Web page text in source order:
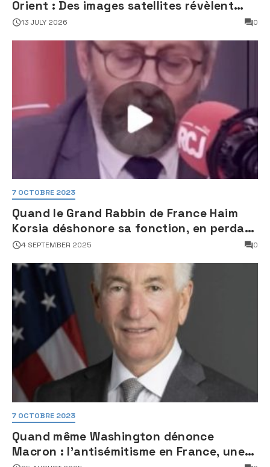
Orient : Des images satellites révèlent
une activité jugée « inquiétante » sur
13 JULY 2026 0
7 OCTOBRE 2023
Quand le Grand Rabbin de France Haim
Korsia déshonore sa fonction, en perdant
son sang froid
4 SEPTEMBER 2025 0
7 OCTOBRE 2023
Quand même Washington dénonce
Macron : l’antisémitisme en France, une